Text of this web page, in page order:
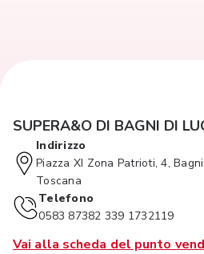
SUPERA&O DI BAGNI DI
Indirizzo
Piazza XI Zona Patrioti, 4,
Toscana
Telefono
0583 87382 339 1732119
Vai alla scheda del punto